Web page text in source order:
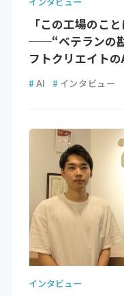
「この工場のこ
──“ベテランの
フトクリエイト
# AI # インタビュー
インタビュー